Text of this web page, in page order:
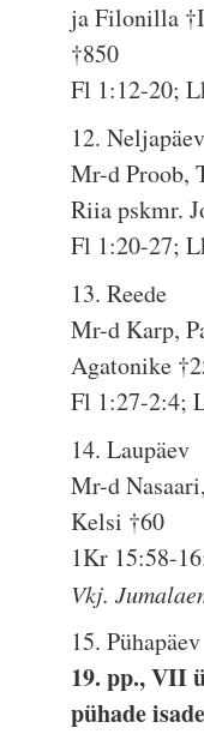
ja Filonilla
†850
Fl 1:12-20;
12. Neljapäev
Mr-d Proob,
Riia pskmr.
Fl 1:20-27;
13. Reede
Mr-d Karp,
Agatonike
Fl 1:27-2:4;
14. Laupäev
Mr-d
Kelsi †60
1Kr 15:58-
Vkj.
15. Pühapäev
19. pp., VII
pühade